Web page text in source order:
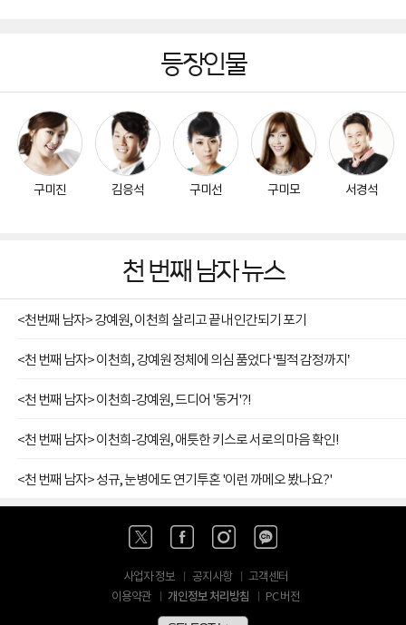
등장인물
구미진 김응석 구미선 구미모 서경석
천 번째 남자 뉴스
<천번째 남자> 강예원, 이천희 살리고 끝내 인간되기 포기
<천 번째 남자> 이천희, 강예원 정체에 의심 품었다 ‘필적 감정까지’
<천 번째 남자> 이천희-강예원, 드디어 '동거'?!
<천 번째 남자> 이천희-강예원, 애틋한 키스로 서로의 마음 확인!
<천 번째 남자> 성규, 눈병에도 연기투혼 '이런 까메오 봤나요?'
사업자 정보 공지사항
고객센터
이용약관
개인정보 처리방침 PC 버전